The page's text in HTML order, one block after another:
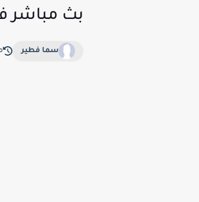
بث مباشر
سما فطير